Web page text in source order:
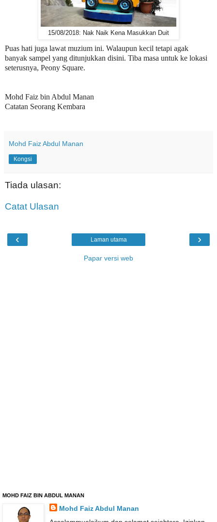
15/08/2018: Nak Naik Kena Masukkan Duit
Puas hati juga lawat muzium ini. Walaupun kecil tetapi agak
banyak sampel yang ditunjukkan disini. Tiba masa untuk ke lokasi
seterusnya, Peony Square.
Mohd Faiz bin Abdul Manan
Catatan Seorang Kembara
Mohd Faiz Abdul Manan
Kongsi
Tiada ulasan:
Catat Ulasan
‹ ›
Laman utama
Papar versi web
MOHD FAIZ BIN ABDUL MANAN
Mohd Faiz Abdul Manan